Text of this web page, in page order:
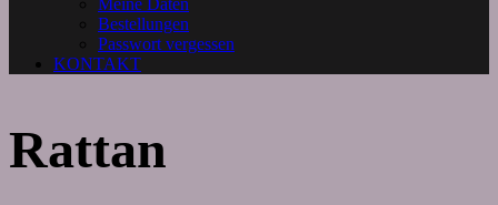
Meine Daten
Bestellungen
Passwort vergessen
KONTAKT
Rattan